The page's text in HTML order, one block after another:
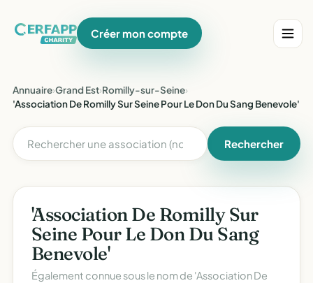
Créer mon compte
Annuaire›Grand Est›Romilly-sur-Seine›
'Association De Romilly Sur Seine Pour Le Don Du Sang Benevole'
Rechercher
'Association De Romilly Sur
Seine Pour Le Don Du Sang
Benevole'
Également connue sous le nom de 'Association De